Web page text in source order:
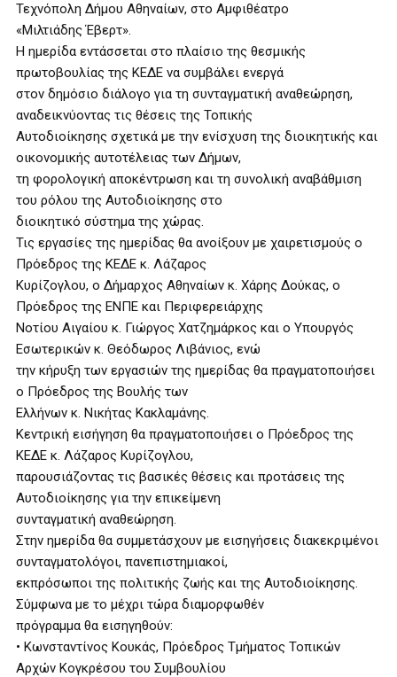
Τεχνόπολη Δήμου Αθηναίων, στο Αμφιθέατρο
«Μιλτιάδης Έβερτ».
Η ημερίδα εντάσσεται στο πλαίσιο της θεσμικής
πρωτοβουλίας της ΚΕΔΕ να συμβάλει ενεργά
στον δημόσιο διάλογο για τη συνταγματική αναθεώρηση,
αναδεικνύοντας τις θέσεις της Τοπικής
Αυτοδιοίκησης σχετικά με την ενίσχυση της διοικητικής και
οικονομικής αυτοτέλειας των Δήμων,
τη φορολογική αποκέντρωση και τη συνολική αναβάθμιση
του ρόλου της Αυτοδιοίκησης στο
διοικητικό σύστημα της χώρας.
Τις εργασίες της ημερίδας θα ανοίξουν με χαιρετισμούς ο
Πρόεδρος της ΚΕΔΕ κ. Λάζαρος
Κυρίζογλου, ο Δήμαρχος Αθηναίων κ. Χάρης Δούκας, ο
Πρόεδρος της ΕΝΠΕ και Περιφερειάρχης
Νοτίου Αιγαίου κ. Γιώργος Χατζημάρκος και ο Υπουργός
Εσωτερικών κ. Θεόδωρος Λιβάνιος, ενώ
την κήρυξη των εργασιών της ημερίδας θα πραγματοποιήσει
ο Πρόεδρος της Βουλής των
Ελλήνων κ. Νικήτας Κακλαμάνης.
Κεντρική εισήγηση θα πραγματοποιήσει ο Πρόεδρος της
ΚΕΔΕ κ. Λάζαρος Κυρίζογλου,
παρουσιάζοντας τις βασικές θέσεις και προτάσεις της
Αυτοδιοίκησης για την επικείμενη
συνταγματική αναθεώρηση.
Στην ημερίδα θα συμμετάσχουν με εισηγήσεις διακεκριμένοι
συνταγματολόγοι, πανεπιστημιακοί,
εκπρόσωποι της πολιτικής ζωής και της Αυτοδιοίκησης.
Σύμφωνα με το μέχρι τώρα διαμορφωθέν
πρόγραμμα θα εισηγηθούν:
• Κωνσταντίνος Κουκάς, Πρόεδρος Τμήματος Τοπικών
Αρχών Κογκρέσου του Συμβουλίου